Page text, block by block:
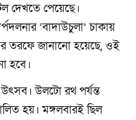
দেখতে পেয়েছে।
‘বাদাউচুলা’ চাকায়
তরফে জানানো হয়েছে, ওই
হবে।
উৎসব। উলটো রথ পর্যন্ত
হয়। মঙ্গলবারই ছিল